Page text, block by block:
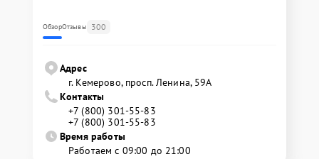
ОбзорОтзывы 300
Адрес
г. Кемерово, просп. Ленина, 59А
Контакты
+7 (800) 301-55-83
+7 (800) 301-55-83
Время работы
Работаем с 09:00 до 21:00